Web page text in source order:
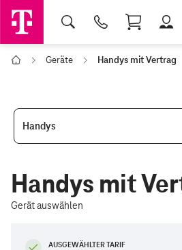
Home Geräte Handys mit Vertrag
Handys
Handys mit
Gerät auswählen
AUSGEWÄHLTER TARIF